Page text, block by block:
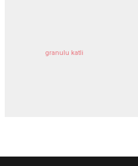
granulu katli